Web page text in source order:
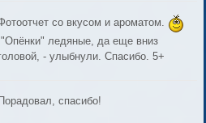
со вкусом и ароматом.
"Опёнки" ледяные, да еще вниз
- улыбнули. Спасибо. 5+
Порадовал, спасибо!